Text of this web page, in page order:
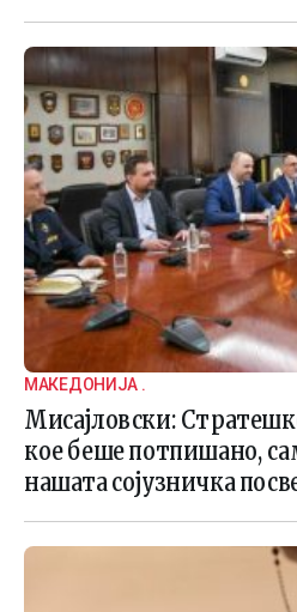
МАКЕДОНИЈА .
Мисајловски:
кое беше потпишано,
нашата сојузничка